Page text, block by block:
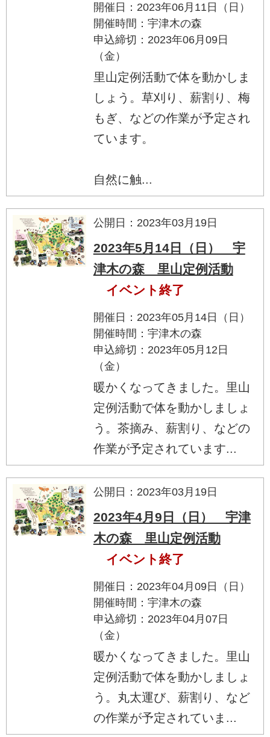
開催日：2023年06月11日（日）
開催時間：宇津木の森
申込締切：2023年06月09日
（金）
里山定例活動で体を動かしま
しょう。草刈り、薪割り、梅
もぎ、などの作業が予定され
ています。
自然に触...
公開日：2023年03月19日
2023年5月14日（日） 宇
津木の森 里山定例活動
イベント終了
開催日：2023年05月14日（日）
開催時間：宇津木の森
申込締切：2023年05月12日
（金）
暖かくなってきました。里山
定例活動で体を動かしましょ
う。茶摘み、薪割り、などの
作業が予定されています...
公開日：2023年03月19日
2023年4月9日（日） 宇津
木の森 里山定例活動
イベント終了
開催日：2023年04月09日（日）
開催時間：宇津木の森
申込締切：2023年04月07日
（金）
暖かくなってきました。里山
定例活動で体を動かしましょ
う。丸太運び、薪割り、など
の作業が予定されていま...